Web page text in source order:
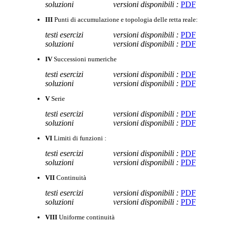
soluzioni versioni disponibili : PDF
III Punti di accumulazione e topologia delle retta reale:
testi esercizi versioni disponibili : PDF
soluzioni
versioni disponibili : PDF
IVSuccessioni numeriche
testi esercizi versioni disponibili : PDF
soluzioni
versioni disponibili : PDF
VSerie
testi esercizi versioni disponibili : PDF
soluzioni
versioni disponibili : PDF
VI Limiti di funzioni :
testi esercizi versioni disponibili : PDF
soluzioni
versioni disponibili : PDF
VII Continuità
testi esercizi versioni disponibili : PDF
soluzioni
versioni disponibili : PDF
VIII Uniforme continuità